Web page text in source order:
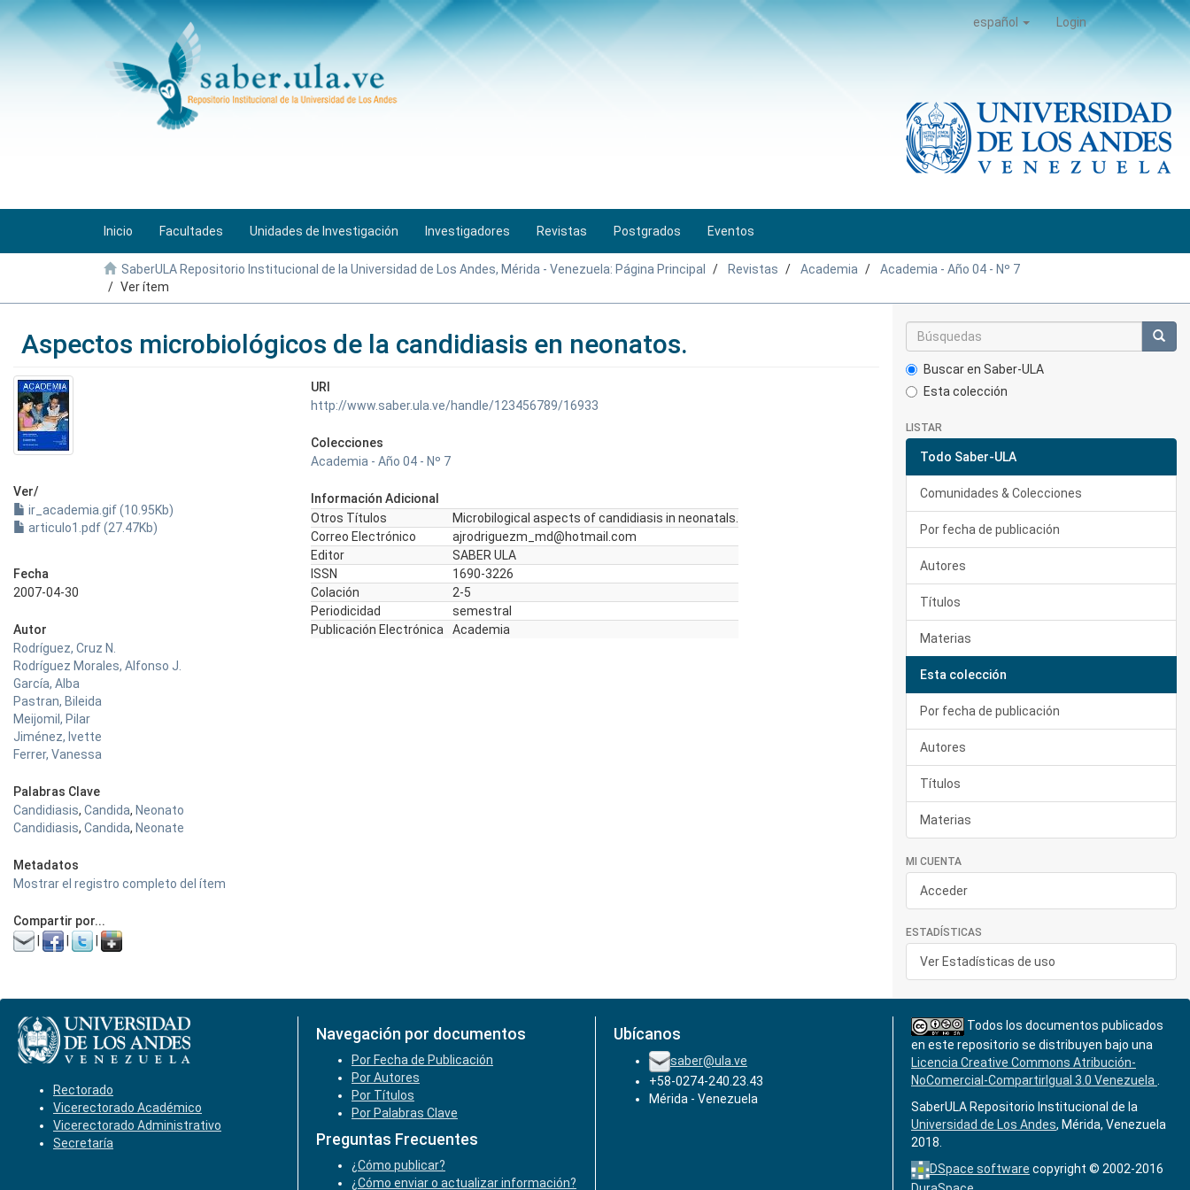
español Login
Inicio Facultades Unidades de Investigación Investigadores Revistas Postgrados Eventos
SaberULA Repositorio Institucional de la Universidad de Los Andes, Mérida - Venezuela: Página Principal Revistas Academia
Academia - Año 04 - Nº 7
Ver ítem
Aspectos microbiológicos de la candidiasis en neonatos.
Ver/
ir_academia.gif (10.95Kb)
articulo1.pdf (27.47Kb)
Fecha
2007-04-30
Autor
Rodríguez, Cruz N.
Rodríguez Morales, Alfonso J.
García, Alba
Pastran, Bileida
Meijomil, Pilar
Jiménez, Ivette
Ferrer, Vanessa
Palabras Clave
Candidiasis, Candida, Neonato
Candidiasis, Candida, Neonate
Metadatos
Mostrar el registro completo del ítem
Compartir por...
URI
http://www.saber.ula.ve/handle/123456789/16933
Colecciones
Academia - Año 04 - Nº 7
Información Adicional
Otros Títulos
Microbilogical aspects of candidiasis in neonatals.
Correo Electrónico
ajrodriguezm_md@hotmail.com
Editor
SABER ULA
ISSN
1690-3226
Colación
2-5
Periodicidad
semestral
Publicación Electrónica
Academia
Buscar en Saber-ULA
Esta colección
LISTAR
Todo Saber-ULA
Comunidades & Colecciones
Por fecha de publicación
Autores
Títulos
Materias
Esta colección
Por fecha de publicación
Autores
Títulos
Materias
MI CUENTA
Acceder
ESTADÍSTICAS
Ver Estadísticas de uso
Rectorado
Vicerectorado Académico
Vicerectorado Administrativo
Secretaría
Navegación por documentos
Por Fecha de Publicación
Por Autores
Por Títulos
Por Palabras Clave
Preguntas Frecuentes
¿Cómo publicar?
¿Cómo enviar o actualizar información?
Ubícanos
saber@ula.ve
+58-0274-240.23.43
Mérida - Venezuela
Todos los documentos publicados
en este repositorio se distribuyen bajo una
Licencia Creative Commons Atribución-
NoComercial-CompartirIgual 3.0 Venezuela
SaberULA Repositorio Institucional de la
Universidad de Los Andes, Mérida, Venezuela
2018.
DSpace software copyright © 2002-2016